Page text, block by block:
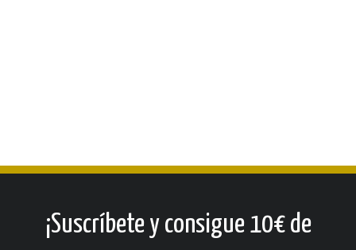
¡Suscríbete y consigue 10€ de